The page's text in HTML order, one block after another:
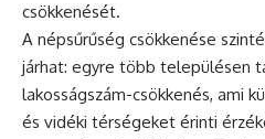
csökkenését.
A népsűrűség csökkenése
járhat: egyre több településen
lakosságszám-csökkenés, ami
és vidéki térségeket érinti